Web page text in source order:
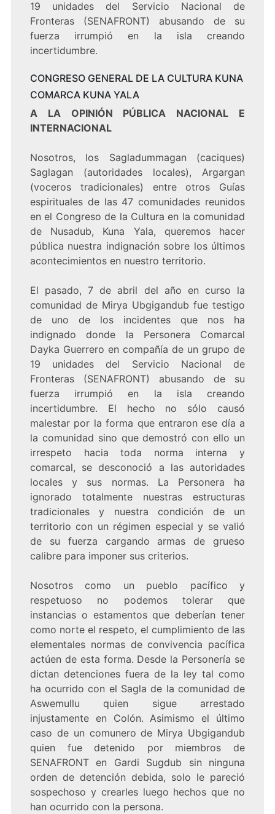
19 unidades del Servicio Nacional de
Fronteras (SENAFRONT) abusando de su
fuerza irrumpió en la isla creando
incertidumbre.
CONGRESO GENERAL DE LA CULTURA KUNA
COMARCA KUNA YALA
A LA OPINIÓN PÚBLICA NACIONAL E
INTERNACIONAL
Nosotros, los Sagladummagan (caciques)
Saglagan (autoridades locales), Argargan
(voceros tradicionales) entre otros Guías
espirituales de las 47 comunidades reunidos
en el Congreso de la Cultura en la comunidad
de Nusadub, Kuna Yala, queremos hacer
pública nuestra indignación sobre los últimos
acontecimientos en nuestro territorio.
El pasado, 7 de abril del año en curso la
comunidad de Mirya Ubgigandub fue testigo
de uno de los incidentes que nos ha
indignado donde la Personera Comarcal
Dayka Guerrero en compañía de un grupo de
19 unidades del Servicio Nacional de
Fronteras (SENAFRONT) abusando de su
fuerza irrumpió en la isla creando
incertidumbre. El hecho no sólo causó
malestar por la forma que entraron ese día a
la comunidad sino que demostró con ello un
irrespeto hacia toda norma interna y
comarcal, se desconoció a las autoridades
locales y sus normas. La Personera ha
ignorado totalmente nuestras estructuras
tradicionales y nuestra condición de un
territorio con un régimen especial y se valió
de su fuerza cargando armas de grueso
calibre para imponer sus criterios.
Nosotros como un pueblo pacífico y
respetuoso no podemos tolerar que
instancias o estamentos que deberían tener
como norte el respeto, el cumplimiento de las
elementales normas de convivencia pacífica
actúen de esta forma. Desde la Personería se
dictan detenciones fuera de la ley tal como
ha ocurrido con el Sagla de la comunidad de
Aswemullu quien sigue arrestado
injustamente en Colón. Asimismo el último
caso de un comunero de Mirya Ubgigandub
quien fue detenido por miembros de
SENAFRONT en Gardi Sugdub sin ninguna
orden de detención debida, solo le pareció
sospechoso y crearles luego hechos que no
han ocurrido con la persona.